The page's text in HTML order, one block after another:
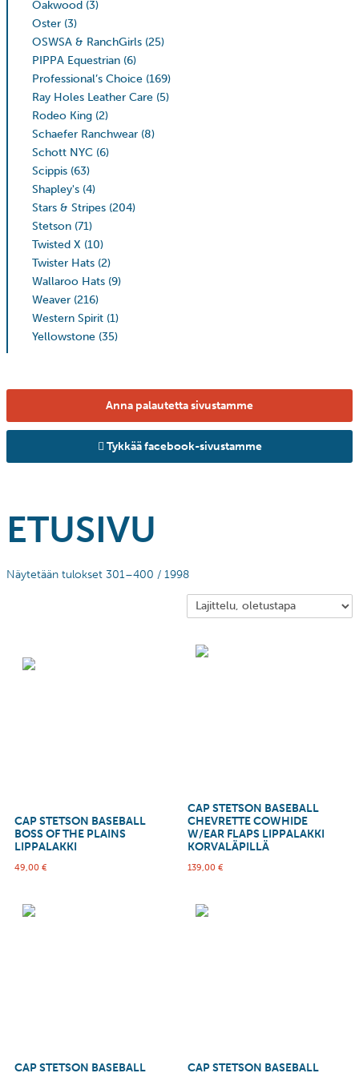
Oakwood (3)
Oster (3)
OSWSA & RanchGirls (25)
PIPPA Equestrian (6)
Professional’s Choice (169)
Ray Holes Leather Care (5)
Rodeo King (2)
Schaefer Ranchwear (8)
Schott NYC (6)
Scippis (63)
Shapley's (4)
Stars & Stripes (204)
Stetson (71)
Twisted X (10)
Twister Hats (2)
Wallaroo Hats (9)
Weaver (216)
Western Spirit (1)
Yellowstone (35)
Anna palautetta sivustamme
Tykkää facebook-sivustamme
ETUSIVU
Näytetään tulokset 301–400 / 1998
CAP STETSON BASEBALL
BOSS OF THE PLAINS
LIPPALAKKI
49,00 €
CAP STETSON BASEBALL
CHEVRETTE COWHIDE
W/EAR FLAPS LIPPALAKKI
KORVALÄPILLÄ
139,00 €
CAP STETSON BASEBALL CAP STETSON BASEBALL